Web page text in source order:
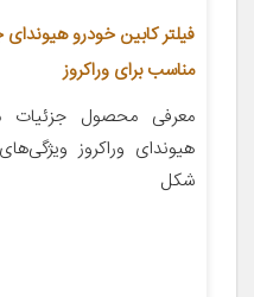
مناسب برای وراکروز
معرفی محصول جزئیات
هیوندای وراکروز
شکل